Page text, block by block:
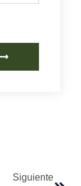
Siguiente